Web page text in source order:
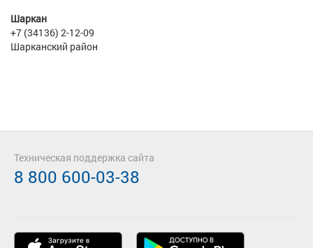
Шаркан
+7 (34136) 2-12-09
Шарканский район
Техническая поддержка сайта
8 800 600-03-38